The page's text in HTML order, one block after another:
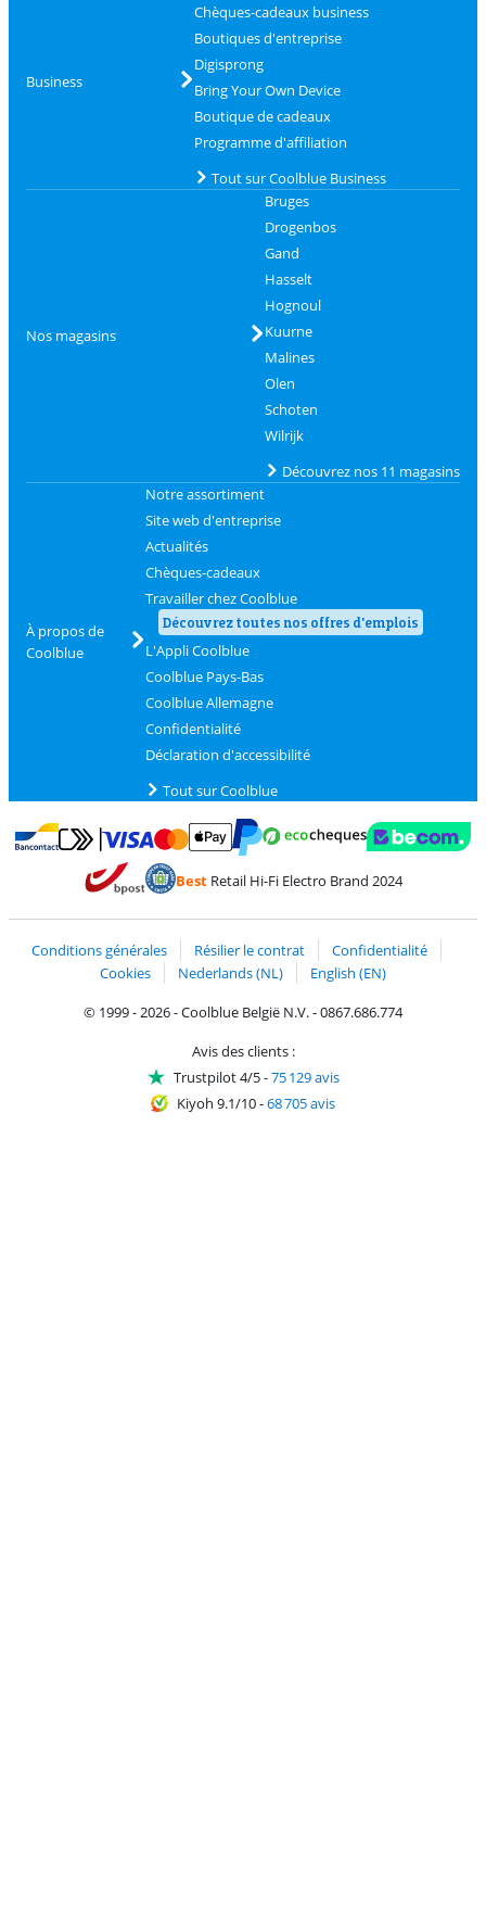
Business
Chèques-cadeaux business
Boutiques d'entreprise
Digisprong
Bring Your Own Device
Boutique de cadeaux
Programme d'affiliation
Tout sur Coolblue Business
Nos magasins
Bruges
Drogenbos
Gand
Hasselt
Hognoul
Kuurne
Malines
Olen
Schoten
Wilrijk
Découvrez nos 11 magasins
À propos de
Coolblue
Notre assortiment
Site web d'entreprise
Actualités
Chèques-cadeaux
Travailler chez Coolblue
Découvrez toutes nos offres d'emplois
L'Appli Coolblue
Coolblue Pays-Bas
Coolblue Allemagne
Confidentialité
Déclaration d'accessibilité
Tout sur Coolblue
Payer avec Bancontact
Payer avec MasterCard et Visa via ClickToPay
Payer avec PayPal
BestRetail Hi-Fi Electro Brand 2024
Conditions générales Résilier le contrat
Confidentialité
Cookies
Nederlands (NL)
English (EN)
© 1999 - 2026 - Coolblue België N.V. - 0867.686.774
Avis des clients :
Trustpilot 4/5-75 129 avis
Kiyoh 9.1/10-68 705 avis